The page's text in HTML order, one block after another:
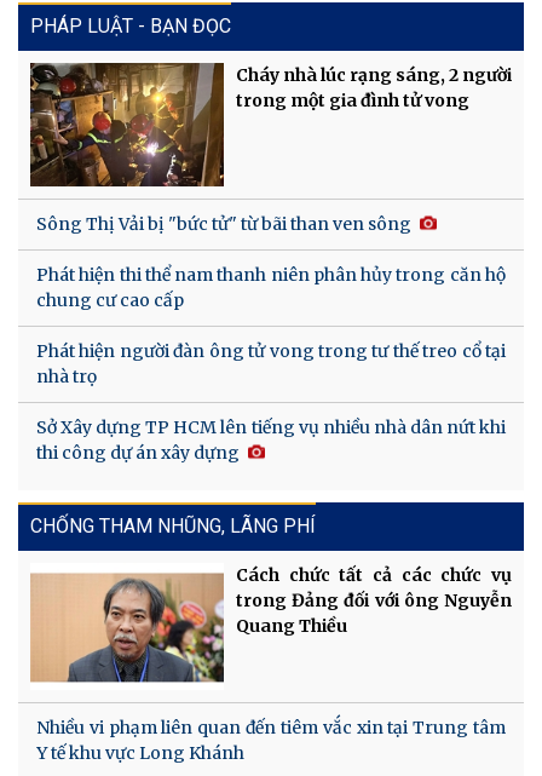
PHÁP LUẬT - BẠN ĐỌC
Cháy nhà lúc rạng sáng, 2 người
trong một gia đình tử vong
Sông Thị Vải bị "bức tử" từ bãi than ven sông
Phát hiện thi thể nam thanh niên phân hủy trong căn hộ
chung cư cao cấp
Phát hiện người đàn ông tử vong trong tư thế treo cổ tại
nhà trọ
Sở Xây dựng TP HCM lên tiếng vụ nhiều nhà dân nứt khi
thi công dự án xây dựng
CHỐNG THAM NHŨNG, LÃNG PHÍ
Cách chức tất cả các chức vụ
trong Đảng đối với ông Nguyễn
Quang Thiều
Nhiều vi phạm liên quan đến tiêm vắc xin tại Trung tâm
Y tế khu vực Long Khánh